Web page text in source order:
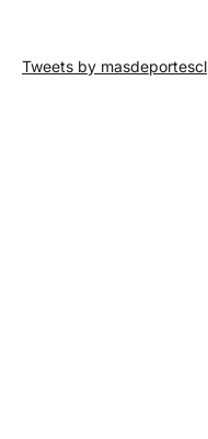
Tweets by masdeportescl